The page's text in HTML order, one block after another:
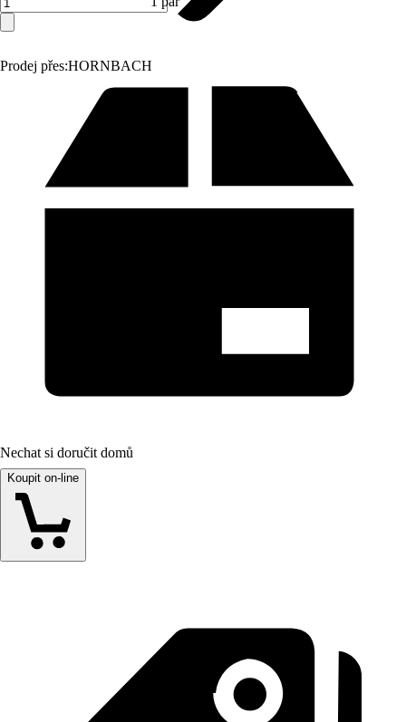
Prodej přes:HORNBACH
Nechat si doručit domů
Koupit on-line